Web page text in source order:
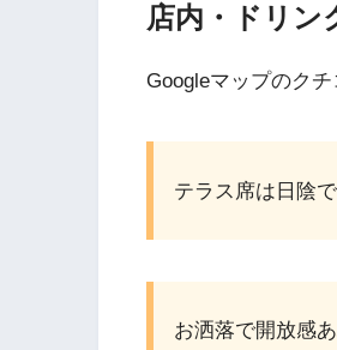
店内・ドリン
Googleマップのクチ
テラス席は日陰
お洒落で開放感